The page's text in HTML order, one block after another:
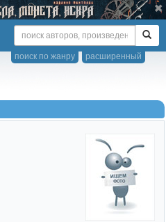
расширенный
поиск по жанру